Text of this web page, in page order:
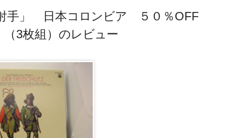
手」 日本コロンビア ５０％OFF
3枚組）のレビュー